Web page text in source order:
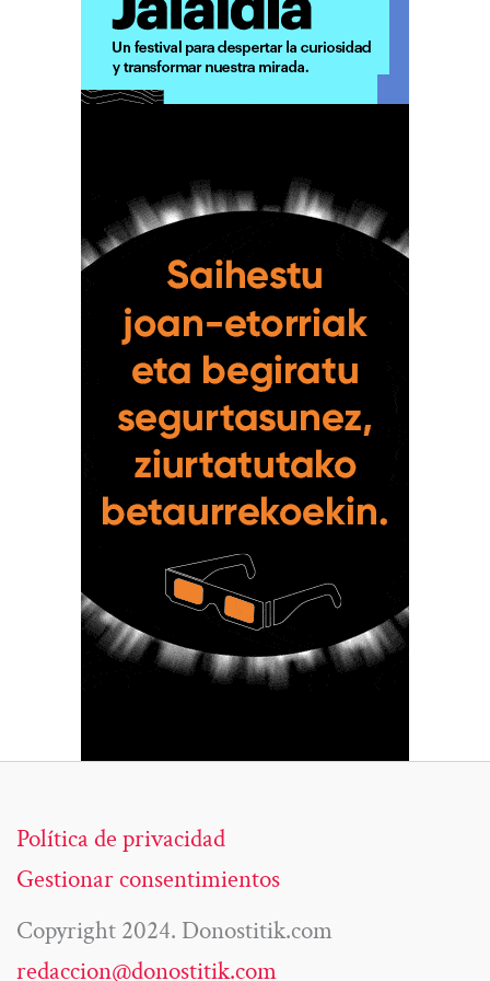
Política de privacidad
Gestionar consentimientos
Copyright 2024. Donostitik.com
redaccion@donostitik.com